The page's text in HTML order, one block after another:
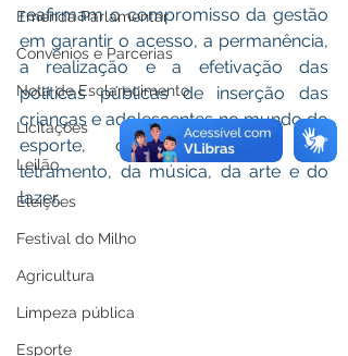
Emenda Parlamentar
Convênios e Parcerias
Nota de Esclarecimento
Licitações
Leilão
Eleições
Festival do Milho
Agricultura
Limpeza pública
Esporte
reafirmam o compromisso da gestão
em garantir o acesso, a permanência,
a realização e a efetivação das
políticas públicas de inserção das
crianças e adolescentes no mundo do
esporte, da alfabetização, do
letramento, da música, da arte e do
lazer.